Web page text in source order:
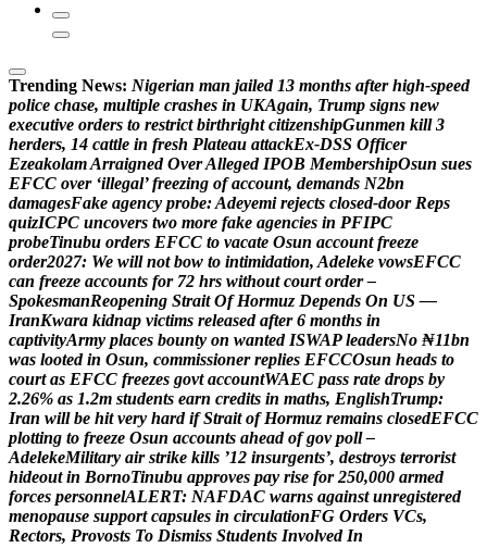
Trending News: Nigerian man jailed 13 months after high-speed
police chase, multiple crashes in UKAgain, Trump signs new
executive orders to restrict birthright citizenshipGunmen kill 3
herders, 14 cattle in fresh Plateau attackEx-DSS Officer
EzeakolamArraigned OverAlleged IPOB MembershipOsun sues
EFCC over ‘illegal’ freezing of account, demands N2bn
damagesFake agency probe:Adeyemi rejects closed-door Reps
quizICPC uncovers two more fake agencies in PFIPC
probeTinubu orders EFCC to vacate Osun account freeze
order2027: We will not bow to intimidation, Adeleke vowsEFCC
can freeze accounts for 72 hrs without court order –
SpokesmanReopening Strait Of Hormuz Depends On US —
IranKwara kidnap victims released after 6 months in
captivityArmy places bounty on wanted ISWAP leadersNo ₦11bn
was looted in Osun, commissioner replies EFCCOsun heads to
court as EFCC freezes govt accountWAEC pass rate drops by
2.26% as 1.2m students earn credits in maths, EnglishTrump:
Iran will be hit very hard if Strait of Hormuz remains closedEFCC
plotting to freeze Osun accounts ahead of gov poll –
AdelekeMilitary air strike kills ’12 insurgents’, destroys terrorist
hideout in BornoTinubu approves pay rise for 250,000 armed
forces personnelALERT: NAFDAC warns against unregistered
menopause support capsules in circulationFG Orders VCs,
Rectors, Provosts To Dismiss Students Involved In